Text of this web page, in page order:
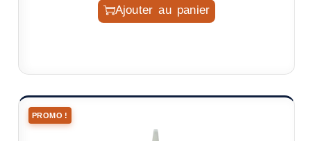
Ajouter au panier
PROMO !